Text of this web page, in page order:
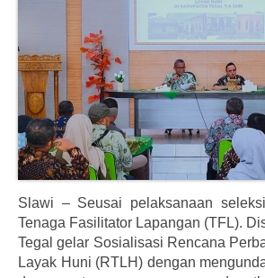
Download
Dokumentasi
Hubungi Kami
Slawi – Seusai pelaksanaan
Tenaga Fasilitator Lapangan (TFL).
Tegal gelar Sosialisasi Rencana
Layak Huni (RTLH) dengan